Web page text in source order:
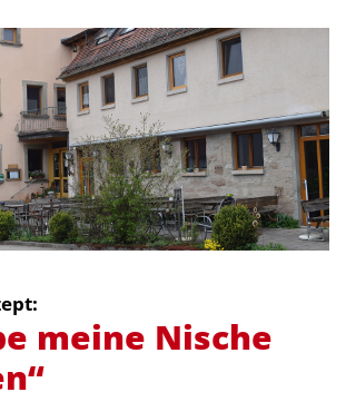
meine Nische